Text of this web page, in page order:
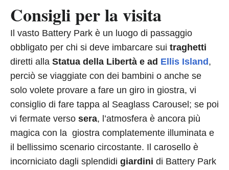
Consigli per la visita
Il vasto Battery Park è un luogo di passaggio
obbligato per chi si deve imbarcare sui traghetti
diretti alla Statua della Libertà e ad Ellis Island ,
perciò se viaggiate con dei bambini o anche se
solo volete provare a fare un giro in giostra, vi
consiglio di fare tappa al Seaglass Carousel; se poi
vi fermate verso sera, l’atmosfera è ancora più
magica con la giostra complatemente illuminata e
il bellissimo scenario circostante. Il carosello è
incorniciato dagli splendidi giardini di Battery Park